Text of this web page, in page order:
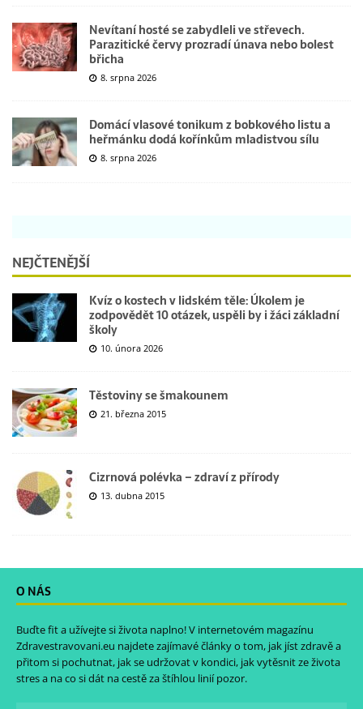
Nevítaní hosté se zabydleli ve střevech.
Parazitické červy prozradí únava nebo bolest
břicha
8. srpna 2026
Domácí vlasové tonikum z bobkového listu a
heřmánku dodá kořínkům mladistvou sílu
8. srpna 2026
NEJČTENĚJŠÍ
Kvíz o kostech v lidském těle: Úkolem je
zodpovědět 10 otázek, uspěli by i žáci základní
školy
10. února 2026
Těstoviny se šmakounem
21. března 2015
Cizrnová polévka – zdraví z přírody
13. dubna 2015
O NÁS
Buďte fit a užívejte si života naplno! V internetovém magazínu
Zdravestravovani.eu najdete zajímavé články o tom, jak jíst zdravě a
přitom si pochutnat, jak se udržovat v kondici, jak vytěsnit ze života
stres a na co si dát na cestě za štíhlou linií pozor.